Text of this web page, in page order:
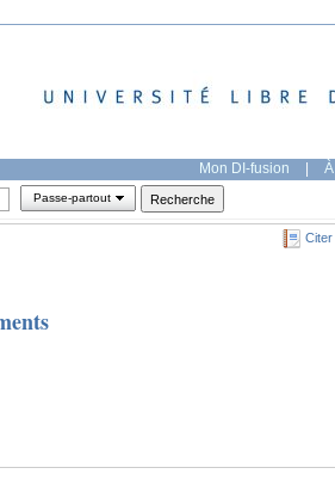
Mon DI-fusion |
Passe-partout
Citer